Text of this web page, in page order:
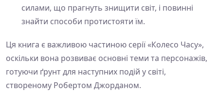
силами, що прагнуть знищити світ, і повинні
знайти способи протистояти їм.
Ця книга є важливою частиною серії «Колесо Часу»,
оскільки вона розвиває основні теми та персонажів,
готуючи ґрунт для наступних подій у світі,
створеному Робертом Джорданом.